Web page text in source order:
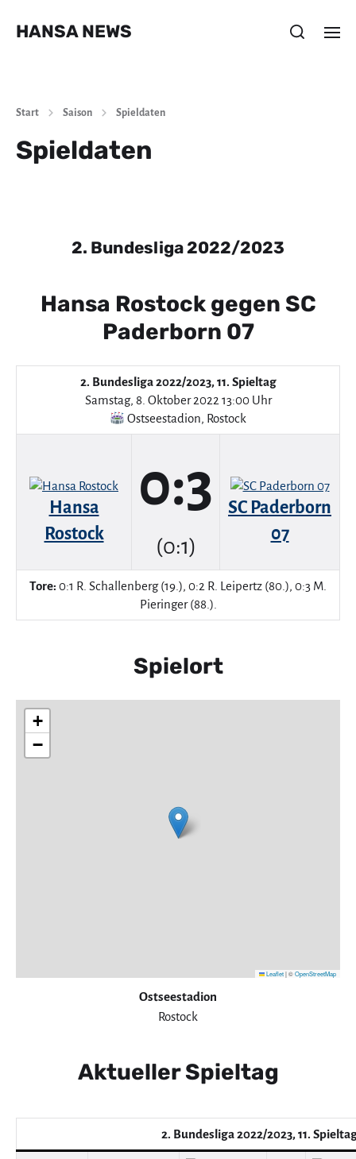
HANSA NEWS
Start Saison Spieldaten
Spieldaten
2. Bundesliga 2022/2023
Hansa Rostock gegen SC
Paderborn 07
2. Bundesliga 2022/2023, 11. Spieltag
Samstag, 8. Oktober 2022 13:00 Uhr
Ostseestadion, Rostock
Hansa
Rostock
0:3
(0:1)
SC Paderborn
07
Tore: 0:1 R. Schallenberg (19.), 0:2 R. Leipertz (80.), 0:3 M.
Pieringer (88.).
Spielort
+
−
Leaflet|©OpenStreetMap
Ostseestadion
Rostock
Aktueller Spieltag
2. Bundesliga 2022/2023, 11.